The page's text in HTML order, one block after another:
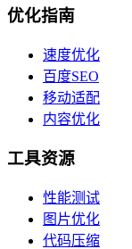
优化指南
速度优化
百度SEO
移动适配
内容优化
工具资源
性能测试
图片优化
代码压缩